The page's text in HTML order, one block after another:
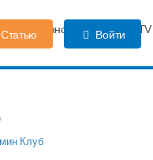
беременности Форум
Войти
Клуб